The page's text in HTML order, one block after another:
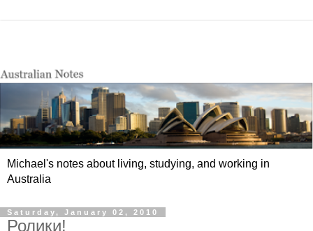
Michael's notes about living, studying, and working in
Australia
Saturday, January 02, 2010
Ролики!